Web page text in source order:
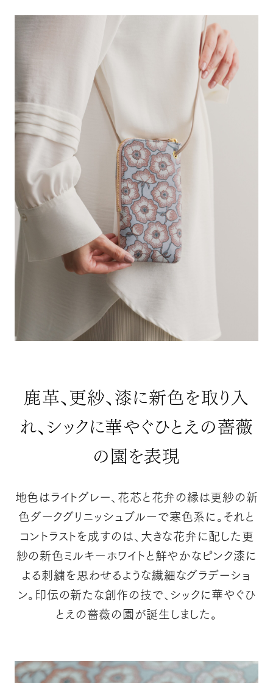
鹿革、更紗、漆に新色を取り入
れ、シックに華やぐひとえの薔薇
の園を表現
地色はライトグレー、花芯と花弁の縁は 更紗の新
色ダークグリニッシュブルーで寒色系に。それと
コントラストを成すのは、 大きな花弁に配した更
紗の新色ミルキーホワイトと 鮮やかなピンク漆に
よる刺繍を思わせるような繊細なグラデーショ
ン。 印伝の新たな創作の技で、シックに華やぐひ
とえの薔薇の園が誕生しました。